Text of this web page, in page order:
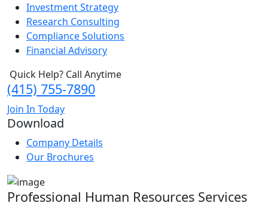
Investment Strategy
Research Consulting
Compliance Solutions
Financial Advisory
Quick Help? Call Anytime
(415) 755-7890
Join In Today
Download
Company Details
Our Brochures
Professional Human Resources Services